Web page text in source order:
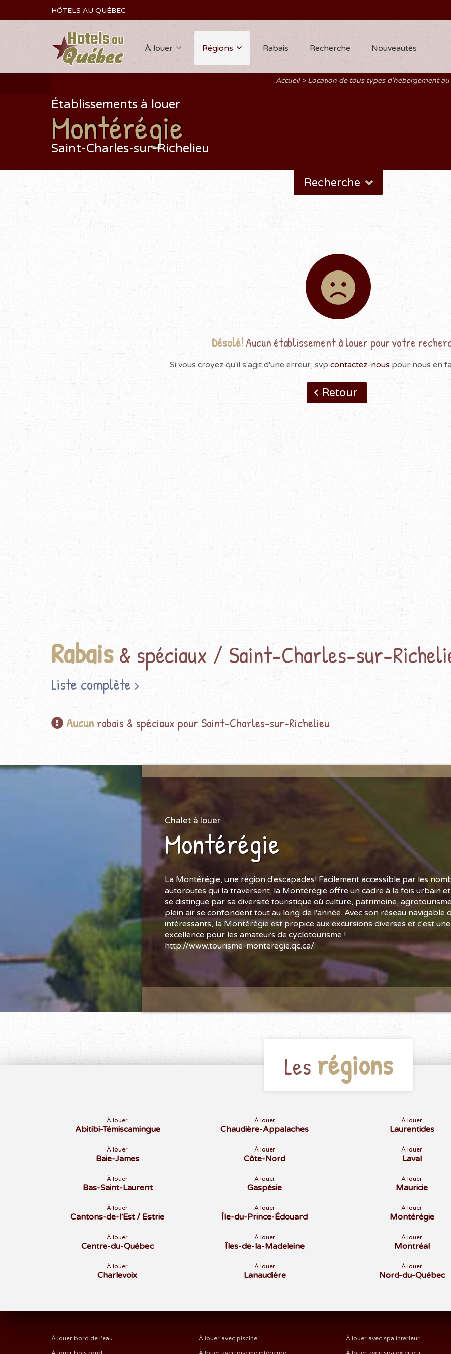
HÔTELS AU QUÉBEC
À louer Régions Rabais Recherche Nouveautés
Accueil Location de tous types d'hébergement au
Établissements à louer
Montérégie
Saint-Charles-sur-Richelieu
Recherche
Désolé!Aucun établissement à louer pour votre
Si vous croyez qu'il s'agit d'une erreur, svp contactez-nouspour nous en
Retour
Rabais& spéciaux / Saint-Charles-sur-
Liste complète
Aucun rabais & spéciaux pour Saint-Charles-sur-Richelieu
Chalet à louer
Montérégie
La Montérégie, une région d'escapades! Facilement accessible par les
autoroutes qui la traversent, la Montérégie offre un cadre à la fois urbain
se distingue par sa diversité touristique où culture, patrimoine,
plein air se confondent tout au long de l'année. Avec son réseau navigable
intéressants, la Montérégie est propice aux excursions diverses et c'est
excellence pour les amateurs de cyclotourisme !
http://www.tourisme-monteregie.qc.ca/
Les régions
À louer
Abitibi-Témiscamingue
À louer
Baie-James
À louer
Bas-Saint-Laurent
À louer
Cantons-de-l'Est / Estrie
À louer
Centre-du-Québec
À louer
Charlevoix
À louer
Chaudière-Appalaches
À louer
Côte-Nord
À louer
Gaspésie
À louer
Île-du-Prince-Édouard
À louer
Îles-de-la-Madeleine
À louer
Lanaudière
À louer
Laurentides
À louer
Laval
À louer
Mauricie
À louer
Montérégie
À louer
Montréal
À louer
Nord-du-Québec
À louer bord de l'eau À louer avec piscine À louer avec spa intérieur